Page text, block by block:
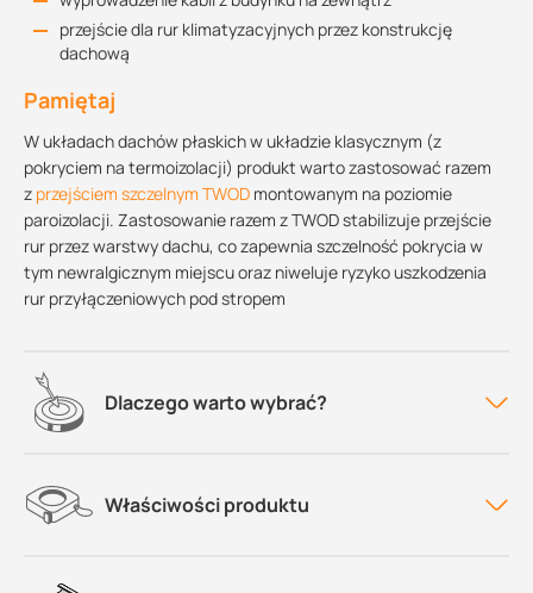
przejście dla rur klimatyzacyjnych przez konstrukcję
dachową
Pamiętaj
W układach dachów płaskich w układzie klasycznym (z
pokryciem na termoizolacji) produkt warto zastosować razem
z przejściem szczelnym TWOD montowanym na poziomie
paroizolacji. Zastosowanie razem z TWOD stabilizuje przejście
rur przez warstwy dachu, co zapewnia szczelność pokrycia w
tym newralgicznym miejscu oraz niweluje ryzyko uszkodzenia
rur przyłączeniowych pod stropem
Dlaczego warto wybrać?
Właściwości produktu